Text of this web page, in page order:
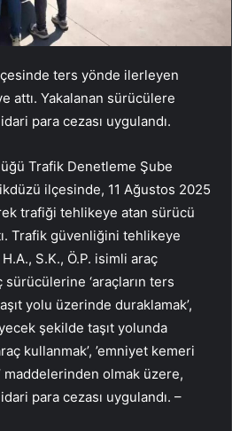
ters yönde ilerleyen
attı. Yakalanan sürücülere
para cezası uygulandı.
Trafik Denetleme Şube
ilçesinde, 11 Ağustos 2025
trafiği tehlikeye atan sürücü
Trafik güvenliğini tehlikeye
S.K., Ö.P. isimli araç
‘araçların ters
yolu üzerinde duraklamak’,
şekilde taşıt yolunda
kullanmak’, ’emniyet kemeri
maddelerinden olmak üzere,
para cezası uygulandı. –